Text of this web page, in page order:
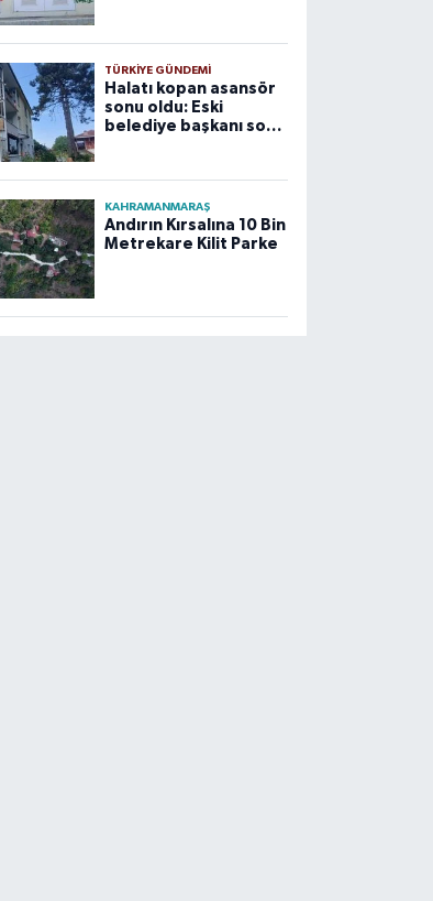
TÜRKIYE GÜNDEMI
Halatı kopan asansör
sonu oldu: Eski
belediye başkanı son
KAHRAMANMARAŞ
Andırın Kırsalına 10 Bin
Metrekare Kilit Parke